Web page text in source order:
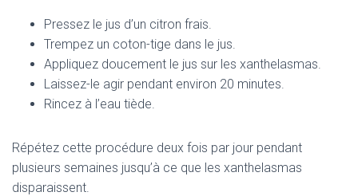
Pressez le jus d’un citron frais.
Trempez un coton-tige dans le jus.
Appliquez doucement le jus sur les xanthelasmas.
Laissez-le agir pendant environ 20 minutes.
Rincez à l’eau tiède.
Répétez cette procédure deux fois par jour pendant
plusieurs semaines jusqu’à ce que les xanthelasmas
disparaissent.